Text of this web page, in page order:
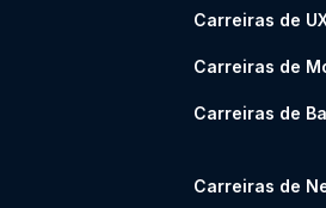
Carreiras de
Carreiras de
Carreiras de
Carreiras de